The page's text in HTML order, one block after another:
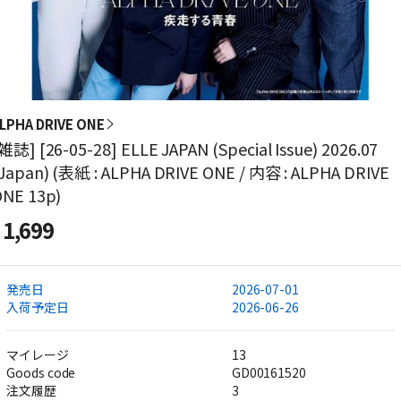
DRIVE ONE
誌] [26-05-28] ELLE JAPAN (Special Issue) 2026.07
(表紙 : ALPHA DRIVE ONE / 内容 : ALPHA DRIVE
13p)
1,699
発売日
2026-07-01
入荷予定日
2026-06-26
マイレージ
13
Goods code
GD00161520
注文履歴
3